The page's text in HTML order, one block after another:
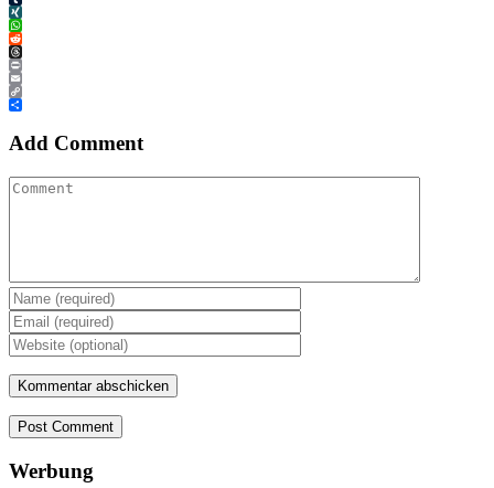
Tumblr
XING
WhatsApp
Reddit
Threads
Print
Email
Copy
Link
Teilen
Add Comment
Post Comment
Werbung